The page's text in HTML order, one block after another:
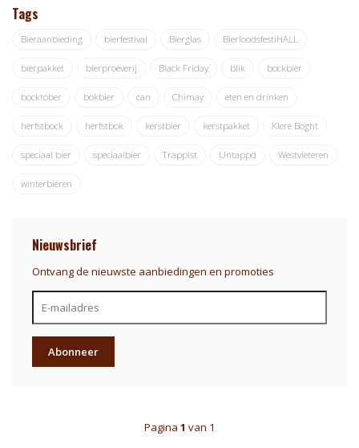
Tags
Bieraanbieding bierfestival Bierglas BierloodsfestiHALL
bierpakket bierproeverij Black Friday blik bockbier
bocktober bokbier can Chimay eten en drinken
herfstbock herfstbok kerstbier kerstpakket Klere Boght
speciaal bier speciaalbier Trappist Untappd Westvleteren
winterbieren
Nieuwsbrief
Ontvang de nieuwste aanbiedingen en promoties
Abonneer
Pagina 1 van 1